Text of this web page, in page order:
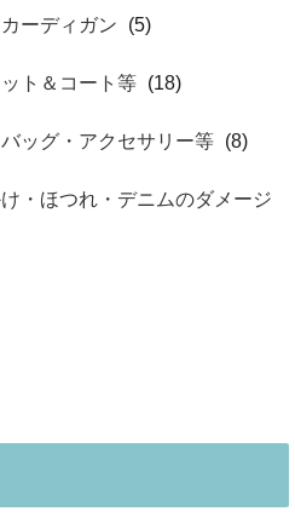
ーディガン (5)
ト＆コート等 (18)
ッグ・アクセサリー等 (8)
・ほつれ・デニムのダメージ